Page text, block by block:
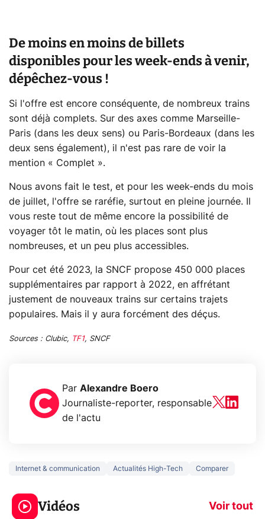
De moins en moins de billets
disponibles pour les week-ends à venir,
dépêchez-vous !
Si l'offre est encore conséquente, de nombreux trains
sont déjà complets. Sur des axes comme Marseille-
Paris (dans les deux sens) ou Paris-Bordeaux (dans les
deux sens également), il n'est pas rare de voir la
mention « Complet ».
Nous avons fait le test, et pour les week-ends du mois
de juillet, l'offre se raréfie, surtout en pleine journée. Il
vous reste tout de même encore la possibilité de
voyager tôt le matin, où les places sont plus
nombreuses, et un peu plus accessibles.
Pour cet été 2023, la SNCF propose 450 000 places
supplémentaires par rapport à 2022, en affrétant
justement de nouveaux trains sur certains trajets
populaires. Mais il y aura forcément des déçus.
Sources : Clubic, TF1, SNCF
Par Alexandre Boero
Journaliste-reporter, responsable
de l'actu
Internet & communication Actualités High-Tech Comparer
Vidéos Voir tout
jeux dans la
prochaine Xbox !
Ce que vous
navigation